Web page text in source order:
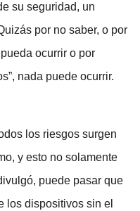
su seguridad, un
por no saber, o por
ocurrir o por
nada puede ocurrir.
los riesgos surgen
y esto no solamente
puede pasar que
los dispositivos sin el